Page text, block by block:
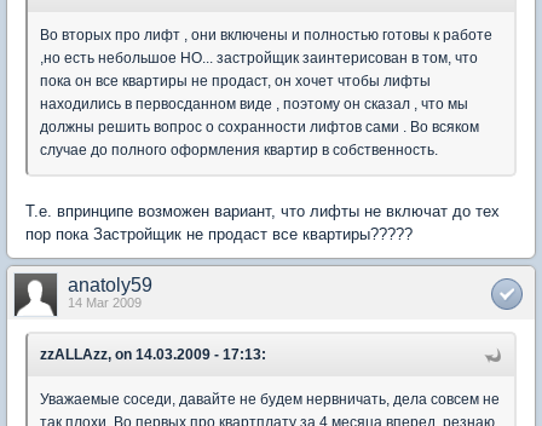
Во вторых про лифт , они включены и полностью готовы к работе
,но есть небольшое НО... застройщик заинтерисован в том, что
пока он все квартиры не продаст, он хочет чтобы лифты
находились в первосданном виде , поэтому он сказал , что мы
должны решить вопрос о сохранности лифтов сами . Во всяком
случае до полного оформления квартир в собственность.
Т.е. впринципе возможен вариант, что лифты не включат до тех
пор пока Застройщик не продаст все квартиры?????
anatoly59
14 Mar 2009
zzALLAzz, on 14.03.2009 - 17:13:
Уважаемые соседи, давайте не будем нервничать, дела совсем не
так плохи. Во первых про квартплату за 4 месяца вперед, резнаю